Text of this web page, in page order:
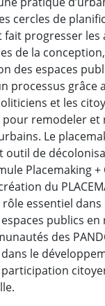
cercles de
progresser les
de la
des espaces
processus grâce
et les
remodeler et
Le
outil de
Placemaking
du
essentiel dans
publics en
des
le